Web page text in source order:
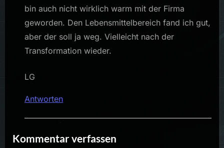
bin auch nicht wirklich warm mit der Firma
geworden. Den Lebensmittelbereich fand ich gut,
aber der soll ja weg. Vielleicht nach der
Transformation wieder.
LG
Antworten
Kommentar verfassen